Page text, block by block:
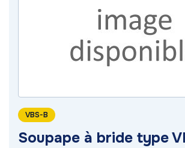
VBS-B
Soupape à bride type